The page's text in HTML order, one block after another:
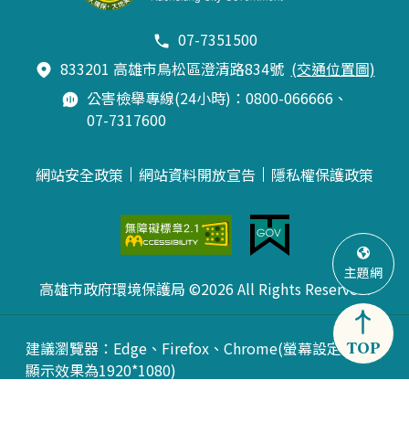
07-7351500
833201 高雄市鳥松區澄清路834號 (交通位置圖)
公害檢舉專線(24小時)：0800-066666、
07-7317600
網站安全政策 網站資料開放宣告 隱私權保護政策
高雄市政府環境保護局 ©2026 All Rights Reserved.
建議瀏覽器：Edge、Firefox、Chrome(螢幕設定最佳
顯示效果為1920*1080)
主題網
TOP